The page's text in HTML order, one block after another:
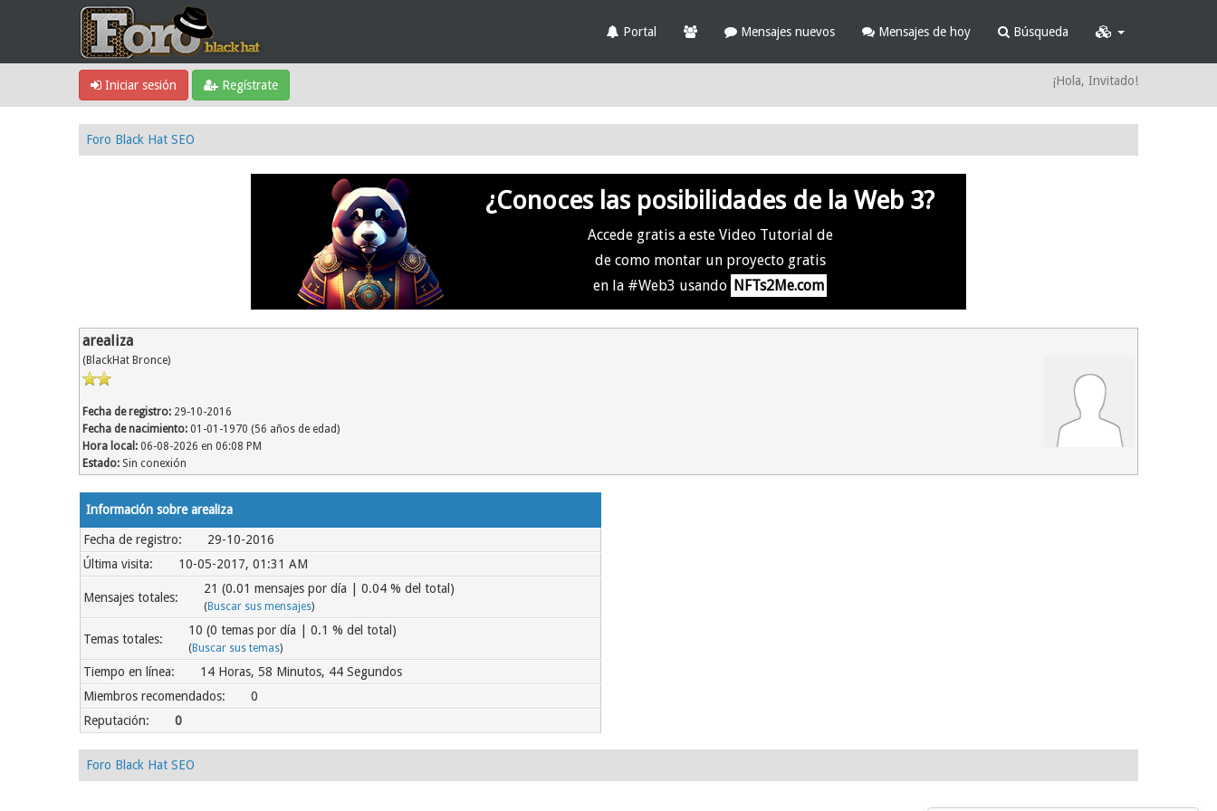
Portal Mensajes nuevos Mensajes de hoy Búsqueda
Iniciar sesión Regístrate ¡Hola, Invitado!
Foro Black Hat SEO
¿Conoces las posibilidades de la Web 3?
Accede gratis a este Video Tutorial de
de como montar un proyecto gratis
en la #Web3 usando NFTs2Me.com
arealiza
(BlackHat Bronce)
Fecha de registro: 29-10-2016
Fecha de nacimiento: 01-01-1970 (56 años de edad)
Hora local: 06-08-2026 en 06:08 PM
Estado: Sin conexión
Información sobre arealiza
Fecha de registro:
29-10-2016
Última visita:
10-05-2017, 01:31 AM
Mensajes totales:
21 (0.01 mensajes por día | 0.04 % del total)
(Buscar sus mensajes)
Temas totales:
10 (0 temas por día | 0.1 % del total)
(Buscar sus temas)
Tiempo en línea:
14 Horas, 58 Minutos, 44 Segundos
Miembros recomendados:
0
Reputación:
0
Foro Black Hat SEO